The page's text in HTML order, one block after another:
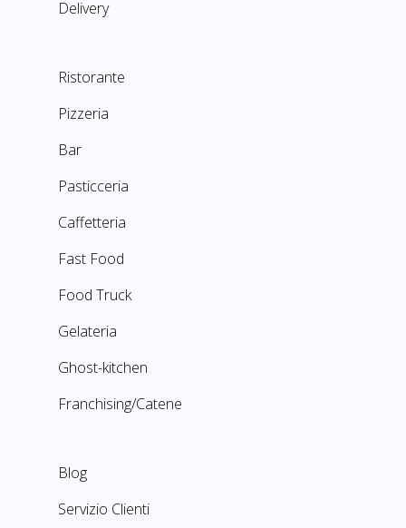
Delivery
Ristorante
Pizzeria
Bar
Pasticceria
Caffetteria
Fast Food
Food Truck
Gelateria
Ghost-kitchen
Franchising/Catene
Blog
Servizio Clienti